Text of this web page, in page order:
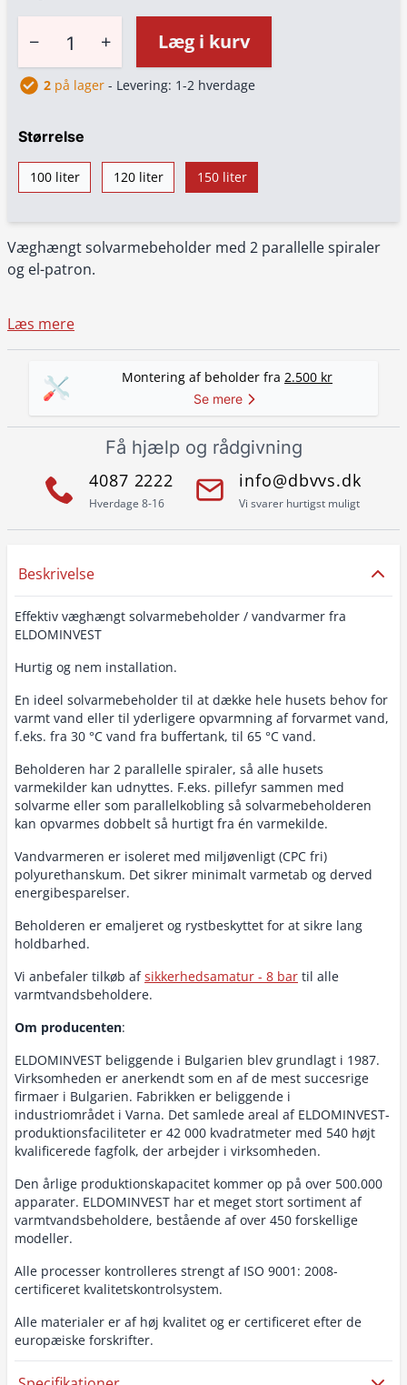
Væghængt solvarmebeholder med 2 parallelle spiraler
og el-patron.
Læs mere
Montering af beholder fra 2.500 kr
Se mere
− + Læg i kurv
2 på lager - Levering: 1-2 hverdage
Størrelse
100 liter 120 liter 150 liter
Få hjælp og rådgivning
4087 2222
Hverdage 8-16
info@dbvvs.dk
Vi svarer hurtigst muligt
Beskrivelse
Effektiv væghængt solvarmebeholder / vandvarmer fra
ELDOMINVEST
Hurtig og nem installation.
En ideel solvarmebeholder til at dække hele husets behov for
varmt vand eller til yderligere opvarmning af forvarmet vand,
f.eks. fra 30 °C vand fra buffertank, til 65 °C vand.
Beholderen har 2 parallelle spiraler, så alle husets
varmekilder kan udnyttes. F.eks. pillefyr sammen med
solvarme eller som parallelkobling så solvarmebeholderen
kan opvarmes dobbelt så hurtigt fra én varmekilde.
Vandvarmeren er isoleret med miljøvenligt (CPC fri)
polyurethanskum. Det sikrer minimalt varmetab og derved
energibesparelser.
Beholderen er emaljeret og rystbeskyttet for at sikre lang
holdbarhed.
Vi anbefaler tilkøb afsikkerhedsamatur - 8 bar til alle
varmtvandsbeholdere.
Om producenten:
ELDOMINVEST beliggende i Bulgarien blev grundlagt i 1987.
Virksomheden er anerkendt som en af de mest succesrige
firmaer i Bulgarien. Fabrikken er beliggende i
industriområdet i Varna. Det samlede areal af ELDOMINVEST-
produktionsfaciliteter er 42 000 kvadratmeter med 540 højt
kvalificerede fagfolk, der arbejder i virksomheden.
Den årlige produktionskapacitet kommer op på over 500.000
apparater. ELDOMINVEST har et meget stort sortiment af
varmtvandsbeholdere, bestående af over 450 forskellige
modeller.
Alle processer kontrolleres strengt af ISO 9001: 2008-
certificeret kvalitetskontrolsystem.
Alle materialer er af høj kvalitet og er certificeret efter de
europæiske forskrifter.